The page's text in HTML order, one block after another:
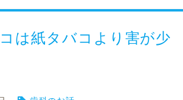
は紙タバコより害が少